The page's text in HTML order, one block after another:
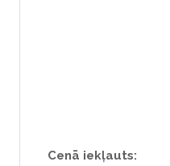
Cenā iekļauts: